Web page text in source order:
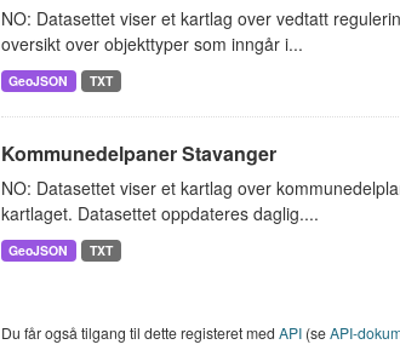
NO: Datasettet viser et kartlag over vedtatt
oversikt over objekttyper som inngår i...
GeoJSON TXT
Kommunedelpaner Stavanger
NO: Datasettet viser et kartlag over
kartlaget. Datasettet oppdateres daglig....
GeoJSON TXT
Du får også tilgang til dette registeret med API(seAPI-